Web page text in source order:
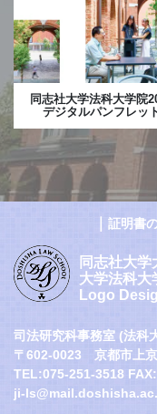
同志社大学法科大学院
デジタルパンフレッ
証明書
同志社大
大学法科大
Logo
司法研究科事務室 (法科
〒602-0023 京都市上
TEL:075-251-3518
ji-